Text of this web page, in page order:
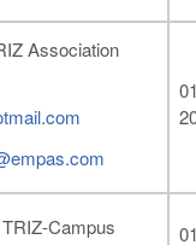
Association
Campus